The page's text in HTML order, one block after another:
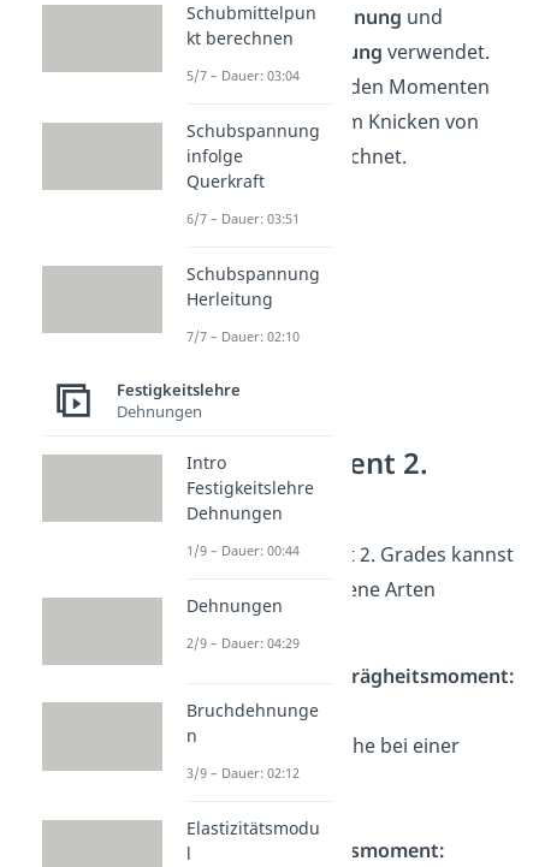
Verformungsberechnung und
Spannungsberechnung verwendet.
Außerdem wird mit den Momenten
Belastungen, die zum Knicken von
Stäben führen, berechnet.
Flächenmoment 2.
Grades
Das Flächenmoment 2. Grades kannst
du in drei verschiedene Arten
unterteilen.
axiales Flächenträgheitsmoment:
beschreibt eine
Querschnittsfläche bei einer
Verbiegung
polares
Flächenträgheitsmoment:
Schubmittelpun
kt berechnen
5/7 – Dauer: 03:04
Schubspannung
infolge
Querkraft
6/7 – Dauer: 03:51
Schubspannung
Herleitung
7/7 – Dauer: 02:10
Festigkeitslehre
Dehnungen
Intro
Festigkeitslehre
Dehnungen
1/9 – Dauer: 00:44
Dehnungen
2/9 – Dauer: 04:29
Bruchdehnunge
n
3/9 – Dauer: 02:12
Elastizitätsmodu
l